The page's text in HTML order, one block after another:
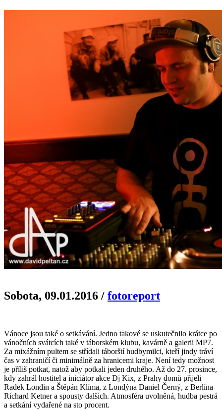
Sobota, 09.01.2016 / fotoreport
Vánoce jsou také o setkávání. Jedno takové se uskutečnilo krátce po
vánočních svátcích také v táborském klubu, kavárně a galerii MP7.
Za mixážním pultem se střídali táborští hudbymilci, kteří jindy tráví
čas v zahraničí či minimálně za hranicemi kraje. Není tedy možnost
je příliš potkat, natož aby potkali jeden druhého. Až do 27. prosince,
kdy zahrál hostitel a iniciátor akce Dj Kix, z Prahy domů přijeli
Radek Londin a Štěpán Klíma, z Londýna Daniel Černý, z Berlína
Richard Ketner a spousty dalších. Atmosféra uvolněná, hudba pestrá
a setkání vydařené na sto procent.